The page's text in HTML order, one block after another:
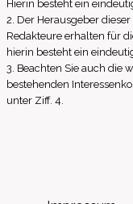
Hierin besteht ein
2. Der Herausgeber
Redakteure erhalten für
hierin besteht ein
3. Beachten Sie auch die
bestehenden
unter Ziff. 4.